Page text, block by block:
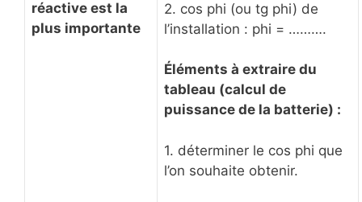
réactive est la
plus importante
2. cos phi (ou tg phi) de
l’installation : phi = ……….
Éléments à extraire du
tableau (calcul de
puissance de la batterie) :
1. déterminer le cos phi que
l’on souhaite obtenir.